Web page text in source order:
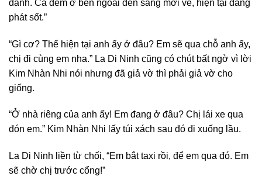
đánh. Cả đêm ở bên ngoài đến sáng mới về, hiện tại đang
phát sốt.”
“Gì cơ? Thế hiện tại anh ấy ở đâu? Em sẽ qua chỗ anh ấy,
chị đi cùng em nha.” La Di Ninh cũng có chút bất ngờ vì lời
Kim Nhàn Nhi nói nhưng đã giả vờ thì phải giả vờ cho
giống.
“Ở nhà riêng của anh ấy! Em đang ở đâu? Chị lái xe qua
đón em.” Kim Nhàn Nhi lấy túi xách sau đó đi xuống lầu.
La Di Ninh liền từ chối, “Em bắt taxi rồi, để em qua đó. Em
sẽ chờ chị trước cổng!”